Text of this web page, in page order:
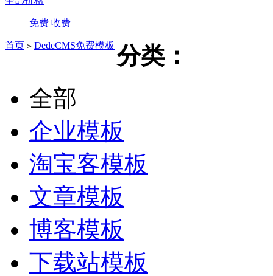
免费 收费
首页 > DedeCMS免费模板 分类：
全部
企业模板
淘宝客模板
文章模板
博客模板
下载站模板